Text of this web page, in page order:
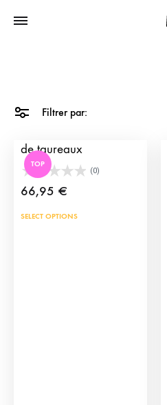
Filtrer par:
TOP
de taureaux
(0)
66,95 €
SELECT OPTIONS